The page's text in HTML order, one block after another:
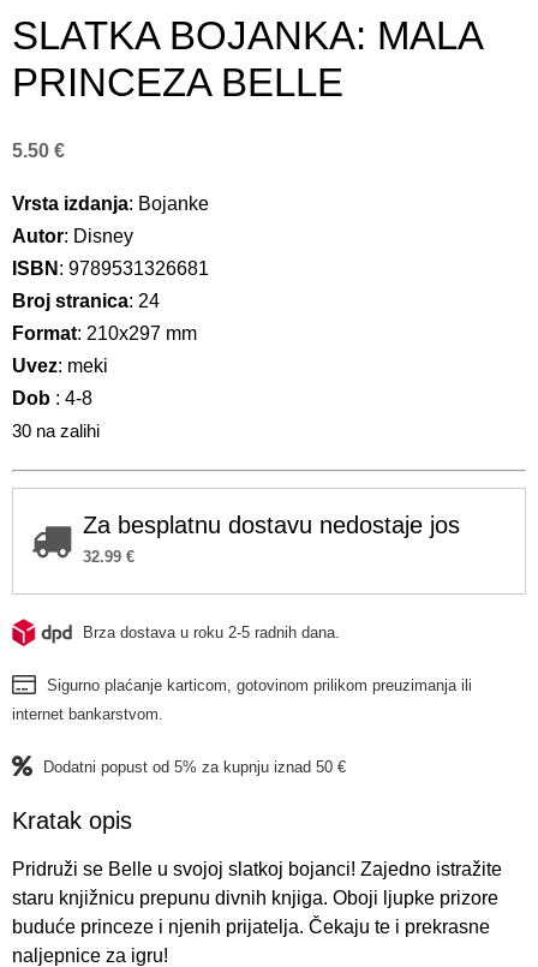
SLATKA BOJANKA: MALA
PRINCEZA BELLE
5.50 €
Vrsta izdanja: Bojanke
Autor: Disney
ISBN : 9789531326681
Broj stranica: 24
Format: 210x297 mm
Uvez: meki
Dob : 4-8
30 na zalihi
Za besplatnu dostavu nedostaje jos
32.99 €
Brza dostava u roku 2-5 radnih dana.
Sigurno plaćanje karticom, gotovinom prilikom preuzimanja ili
internet bankarstvom.
Dodatni popust od 5% za kupnju iznad 50 €
Kratak opis
Pridruži se Belle u svojoj slatkoj bojanci! Zajedno istražite
staru knjižnicu prepunu divnih knjiga. Oboji ljupke prizore
buduće princeze i njenih prijatelja. Čekaju te i prekrasne
naljepnice za igru!